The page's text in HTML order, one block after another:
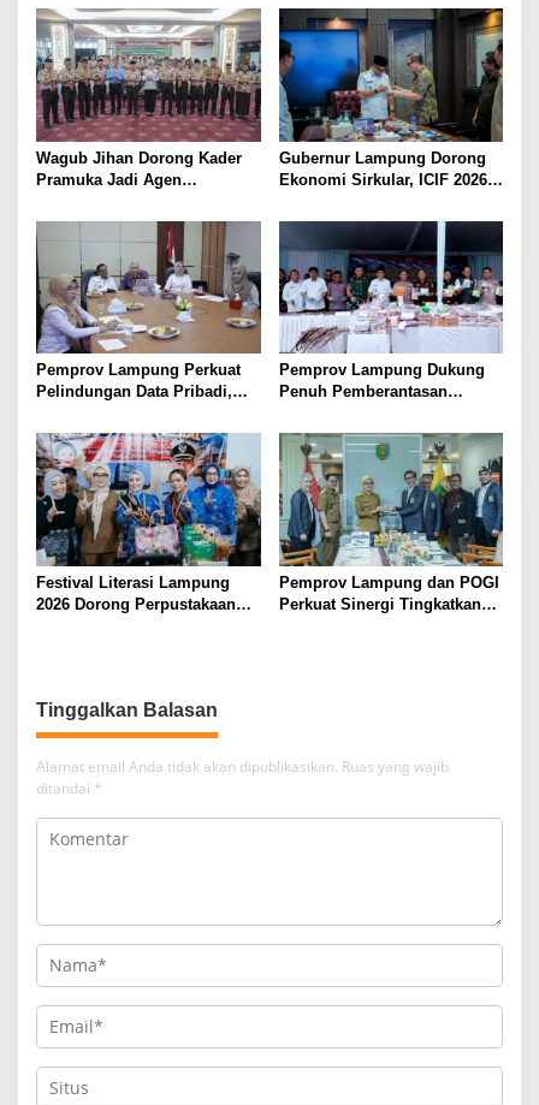
Porwanas 2027
Wagub Jihan Dorong Kader
Pramuka Jadi Agen
2026
Gubernur Lampung Dorong
Ekonomi Sirkular, ICIF 2026
Hijau ke Lampung
Pemprov Lampung Perkuat
Pelindungan Data Pribadi,
Keamanan Siber Aparatur
Pemprov Lampung Dukung
Penuh Pemberantasan
Jaga Keamanan Lampung
Festival Literasi Lampung
2026 Dorong Perpustakaan
Pemprov Lampung dan POGI
Perkuat Sinergi Tingkatkan
Tinggalkan Balasan
Alamat email Anda tidak akan dipublikasikan. Ruas yang wajib
ditandai *